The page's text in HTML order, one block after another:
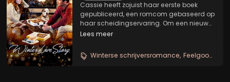
Cassie heeft zojuist haar eerste boek
gepubliceerd, een romcom gebaseerd op
haar scheidingservaring. Om een nieuwe
schrijver op weg te helpen, koppelt de
'drakenschrijver' Elliot op een boekentour
van een week....
Lees meer
Winterse schrijversromance Feelgood liefdesverhaal